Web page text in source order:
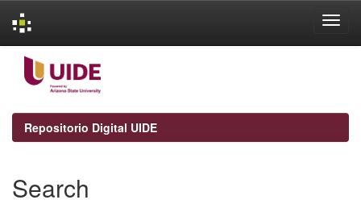
navigation
Repositorio Digital UIDE
Search